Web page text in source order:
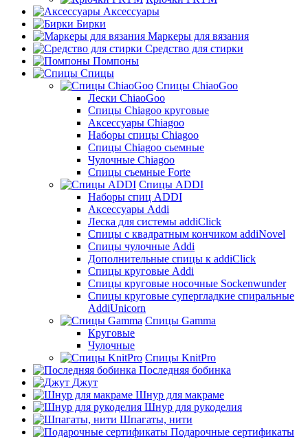
Аксессуары
Бирки
Маркеры для вязания
Средство для стирки
Помпоны
Спицы
Спицы ChiaoGoo
Лески ChiaoGoo
Cпицы Сhiagoo круговые
Аксессуары Chiagoo
Наборы спицы Chiagoo
Спицы Chiagoo сьемные
Чулочные Chiagoo
Спицы съемные Forte
Спицы ADDI
Наборы спиц ADDI
Аксессуары Addi
Леска для системы addiClick
Спицы с квадратным кончиком addiNovel
Спицы чулочные Addi
Дополнительные спицы к addiClick
Спицы круговые Addi
Спицы круговые носочные Sockenwunder
Спицы круговые супергладкие спиральные
AddiUnicorn
Спицы Gamma
Круговые
Чулочные
Спицы KnitPro
Последняя бобинка
Джут
Шнур для макраме
Шнур для рукоделия
Шпагаты, нити
Подарочные сертификаты